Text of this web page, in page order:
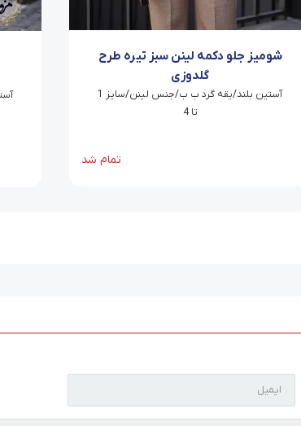
شومیز جلو دکمه لینن سبز تیره طرح
گلدوزی
آستین بلند/یقه گرد ب ب/جنس لینن/سایز 1
تا 4
تمام شد